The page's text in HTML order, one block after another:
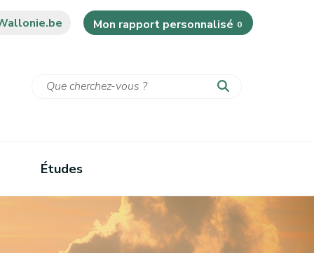
Mon rapport personnalisé 0
Études